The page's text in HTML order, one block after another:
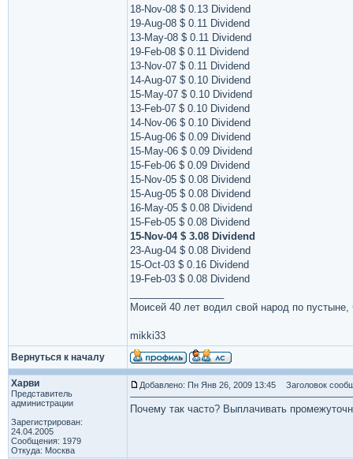
18-Nov-08 $ 0.13 Dividend
19-Aug-08 $ 0.11 Dividend
13-May-08 $ 0.11 Dividend
19-Feb-08 $ 0.11 Dividend
13-Nov-07 $ 0.11 Dividend
14-Aug-07 $ 0.10 Dividend
15-May-07 $ 0.10 Dividend
13-Feb-07 $ 0.10 Dividend
14-Nov-06 $ 0.10 Dividend
15-Aug-06 $ 0.09 Dividend
15-May-06 $ 0.09 Dividend
15-Feb-06 $ 0.09 Dividend
15-Nov-05 $ 0.08 Dividend
15-Aug-05 $ 0.08 Dividend
16-May-05 $ 0.08 Dividend
15-Feb-05 $ 0.08 Dividend
15-Nov-04 $ 3.08 Dividend
23-Aug-04 $ 0.08 Dividend
15-Oct-03 $ 0.16 Dividend
19-Feb-03 $ 0.08 Dividend
Моисей 40 лет водил свой народ по
mikki33
Вернуться к началу
Харви
Представитель
администрации
Зарегистрирован:
24.04.2005
Сообщения: 1979
Откуда: Москва
Добавлено: Пн Янв 26, 2009 13:45 Заголовок
Почему так часто? Выплачивать